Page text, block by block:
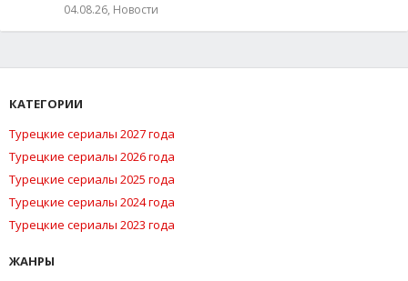
04.08.26, Новости
КАТЕГОРИИ
Турецкие сериалы 2027 года
Турецкие сериалы 2026 года
Турецкие сериалы 2025 года
Турецкие сериалы 2024 года
Турецкие сериалы 2023 года
ЖАНРЫ